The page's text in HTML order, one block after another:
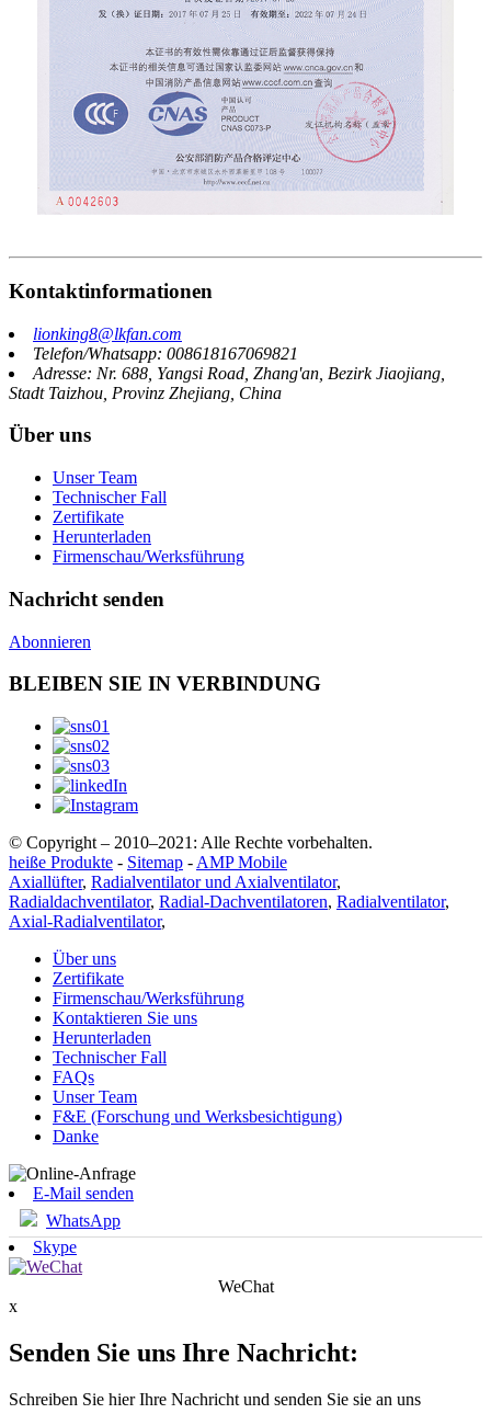
Kontaktinformationen
lionking8@lkfan.com
Telefon/Whatsapp: 008618167069821
Adresse: Nr. 688, Yangsi Road, Zhang'an, Bezirk Jiaojiang,
Stadt Taizhou, Provinz Zhejiang, China
Über uns
Unser Team
Technischer Fall
Zertifikate
Herunterladen
Firmenschau/Werksführung
Nachricht senden
Abonnieren
BLEIBEN SIE IN VERBINDUNG
© Copyright – 2010–2021: Alle Rechte vorbehalten.
heiße Produkte - Sitemap - AMP Mobile
Axiallüfter, Radialventilator und Axialventilator,
Radialdachventilator, Radial-Dachventilatoren, Radialventilator,
Axial-Radialventilator,
Über uns
Zertifikate
Firmenschau/Werksführung
Kontaktieren Sie uns
Herunterladen
Technischer Fall
FAQs
Unser Team
F&E (Forschung und Werksbesichtigung)
Danke
E-Mail senden
WhatsApp
Skype
WeChat
x
Senden Sie uns Ihre Nachricht:
Schreiben Sie hier Ihre Nachricht und senden Sie sie an uns